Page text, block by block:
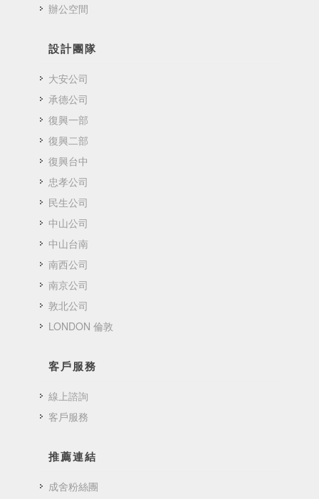
辦公空間
設計團隊
大安公司
承德公司
復興一部
復興二部
復興台中
忠孝公司
民生公司
中山公司
中山台南
南西公司
南京公司
敦北公司
LONDON 倫敦
客戶服務
線上諮詢
客戶服務
推薦連結
成舍粉絲團